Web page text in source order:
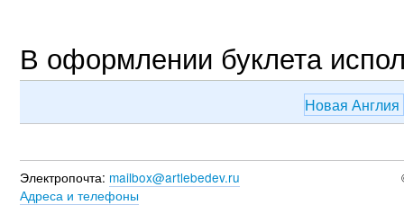
В оформлении буклета
Новая Англия
Электропочта: mailbox@artlebedev.ru
Адреса и телефоны